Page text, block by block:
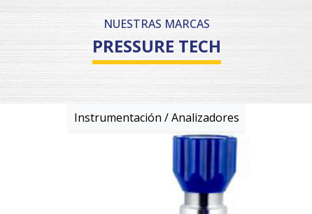
NUESTRAS MARCAS
PRESSURE TECH
/ Analizadores